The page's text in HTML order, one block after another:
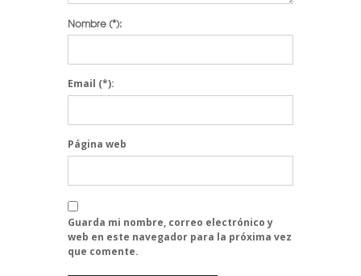
Nombre(*):
Email (*):
Página web
Guarda mi nombre, correo electrónico y
web en este navegador para la próxima vez
que comente.